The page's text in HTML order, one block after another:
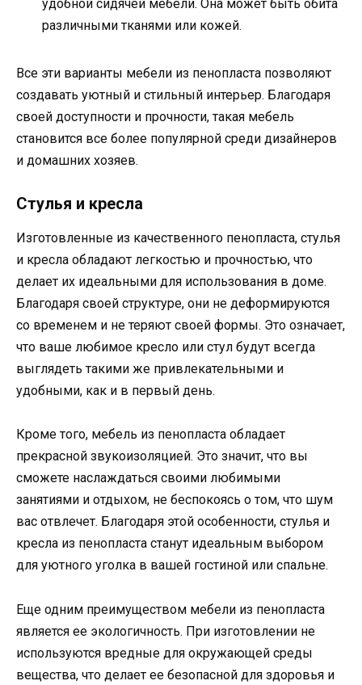
удобной сидячей мебели. Она может быть обита
различными тканями или кожей.
Все эти варианты мебели из пенопласта позволяют
создавать уютный и стильный интерьер. Благодаря
своей доступности и прочности, такая мебель
становится все более популярной среди дизайнеров
и домашних хозяев.
Стулья и кресла
Изготовленные из качественного пенопласта, стулья
и кресла обладают легкостью и прочностью, что
делает их идеальными для использования в доме.
Благодаря своей структуре, они не деформируются
со временем и не теряют своей формы. Это означает,
что ваше любимое кресло или стул будут всегда
выглядеть такими же привлекательными и
удобными, как и в первый день.
Кроме того, мебель из пенопласта обладает
прекрасной звукоизоляцией. Это значит, что вы
сможете наслаждаться своими любимыми
занятиями и отдыхом, не беспокоясь о том, что шум
вас отвлечет. Благодаря этой особенности, стулья и
кресла из пенопласта станут идеальным выбором
для уютного уголка в вашей гостиной или спальне.
Еще одним преимуществом мебели из пенопласта
является ее экологичность. При изготовлении не
используются вредные для окружающей среды
вещества, что делает ее безопасной для здоровья и